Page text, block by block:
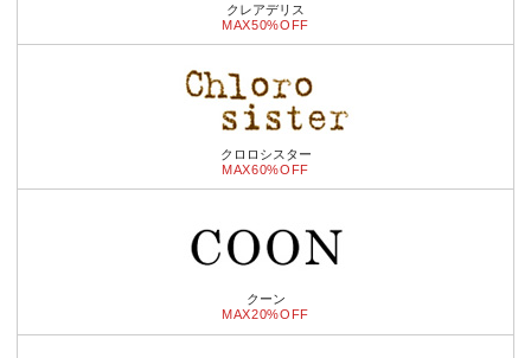
クレアデリス
MAX50%OFF
クロロシスター
MAX60%OFF
クーン
MAX20%OFF